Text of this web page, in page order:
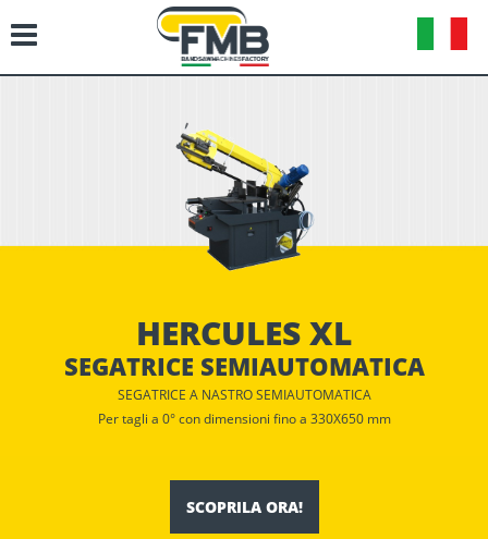
HERCULES XL
SEGATRICE SEMIAUTOMATICA
SEGATRICE A NASTRO SEMIAUTOMATICA
Per tagli a 0° con dimensioni fino a 330X650 mm
SCOPRILA ORA!